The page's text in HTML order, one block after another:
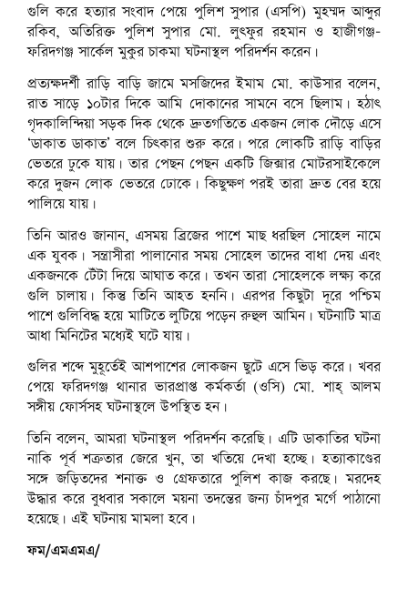
গুলি করে হত্যার সংবাদ পেয়ে পুলিশ সুপার (এসপি) মুহম্মদ আব্দুর
রকিব, অতিরিক্ত পুলিশ সুপার মো. লুৎফুর রহমান ও হাজীগঞ্জ-
ফরিদগঞ্জ সার্কেল মুকুর চাকমা ঘটনাস্থল পরিদর্শন করেন।
প্রত্যক্ষদর্শী রাড়ি বাড়ি জামে মসজিদের ইমাম মো. কাউসার বলেন,
রাত সাড়ে ১০টার দিকে আমি দোকানের সামনে বসে ছিলাম। হঠাৎ
গৃদকালিন্দিয়া সড়ক দিক থেকে দ্রুতগতিতে একজন লোক দৌড়ে এসে
‘ডাকাত ডাকাত’ বলে চিৎকার শুরু করে। পরে লোকটি রাড়ি বাড়ির
ভেতরে ঢুকে যায়। তার পেছন পেছন একটি জিক্সার মোটরসাইকেলে
করে দুজন লোক ভেতরে ঢোকে। কিছুক্ষণ পরই তারা দ্রুত বের হয়ে
পালিয়ে যায়।
তিনি আরও জানান, এসময় ব্রিজের পাশে মাছ ধরছিল সোহেল নামে
এক যুবক। সন্ত্রাসীরা পালানোর সময় সোহেল তাদের বাধা দেয় এবং
একজনকে টেঁটা দিয়ে আঘাত করে। তখন তারা সোহেলকে লক্ষ্য করে
গুলি চালায়। কিন্তু তিনি আহত হননি। এরপর কিছুটা দূরে পশ্চিম
পাশে গুলিবিদ্ধ হয়ে মাটিতে লুটিয়ে পড়েন রুহুল আমিন। ঘটনাটি মাত্র
আধা মিনিটের মধ্যেই ঘটে যায়।
গুলির শব্দে মুহূর্তেই আশপাশের লোকজন ছুটে এসে ভিড় করে। খবর
পেয়ে ফরিদগঞ্জ থানার ভারপ্রাপ্ত কর্মকর্তা (ওসি) মো. শাহ্ আলম
সঙ্গীয় ফোর্সসহ ঘটনাস্থলে উপস্থিত হন।
তিনি বলেন, আমরা ঘটনাস্থল পরিদর্শন করেছি। এটি ডাকাতির ঘটনা
নাকি পূর্ব শত্রুতার জেরে খুন, তা খতিয়ে দেখা হচ্ছে। হত্যাকাণ্ডের
সঙ্গে জড়িতদের শনাক্ত ও গ্রেফতারে পুলিশ কাজ করছে। মরদেহ
উদ্ধার করে বুধবার সকালে ময়না তদন্তের জন্য চাঁদপুর মর্গে পাঠানো
হয়েছে। এই ঘটনায় মামলা হবে।
ফম/এমএমএ/